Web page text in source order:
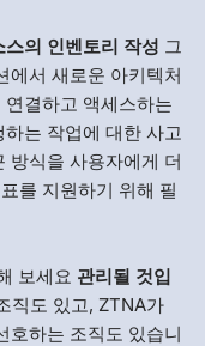
의 인벤토리 작성 그
에서 새로운 아키텍처
결하고 액세스하는
는 작업에 대한 사고
방식을 사용자에게 더
를 지원하기 위해 필
보세요 관리될 것입
직도 있고, ZTNA가
호하는 조직도 있습니